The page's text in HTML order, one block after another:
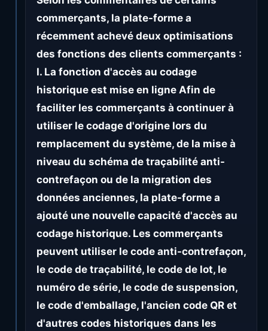
commerçants, la plate-forme a
récemment achevé deux optimisations
des fonctions des clients commerçants :
I. La fonction d'accès au codage
historique est mise en ligne Afin de
faciliter les commerçants à continuer à
utiliser le codage d'origine lors du
remplacement du système, de la mise à
niveau du schéma de traçabilité anti-
contrefaçon ou de la migration des
données anciennes, la plate-forme a
ajouté une nouvelle capacité d'accès au
codage historique. Les commerçants
peuvent utiliser le code anti-contrefaçon,
le code de traçabilité, le code de lot, le
numéro de série, le code de suspension,
le code d'emballage, l'ancien code QR et
d'autres codes historiques dans les